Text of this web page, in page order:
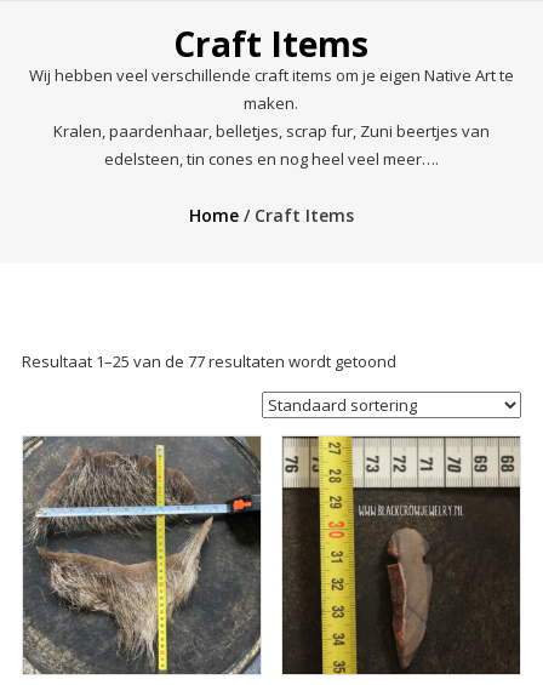
Craft Items
Wij hebben veel verschillende craft items om je eigen Native Art te
maken.
Kralen, paardenhaar, belletjes, scrap fur, Zuni beertjes van
edelsteen, tin cones en nog heel veel meer….
Home/ Craft Items
Resultaat 1–25 van de 77 resultaten wordt getoond